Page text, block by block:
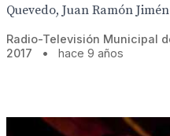
Quevedo, Juan Ramón
Radio-Televisión Municipal
2017
• hace 9 años